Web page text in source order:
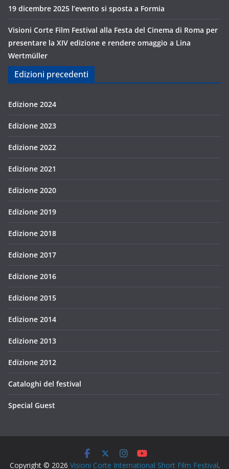
19 dicembre 2025 l’evento si sposta a Formia
Visioni Corte Film Festival alla Festa del Cinema di Roma per
presentare la XIV edizione e rendere omaggio a Lina
Wertmüller
Edizioni precedenti
Edizione 2024
Edizione 2023
Edizione 2022
Edizione 2021
Edizione 2020
Edizione 2019
Edizione 2018
Edizione 2017
Edizione 2016
Edizione 2015
Edizione 2014
Edizione 2013
Edizione 2012
Cataloghi del festival
Special Guest
Copyright © 2026 Visioni Corte International Short Film Festival.